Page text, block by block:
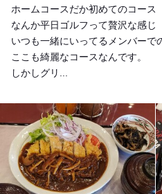
ホームコースだか初めてのコース
なんか平日ゴルフって贅沢な感
いつも一緒にいってるメンバーで
ここも綺麗なコースなんです。
しかしグリ...